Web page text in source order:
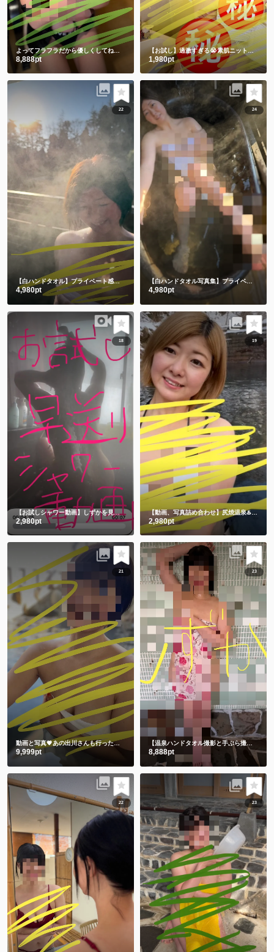
よってフラフラだから優しくしてね💕ワキと手ぶらは裸より恥ずかしい🫣
8,888pt
【お試し】過激すぎる😭素肌ニットからの手ぶらショット㊙️
1,980pt
22
【白ハンドタオル】プライベート感満載の貸切露天風呂で撮影したよ🫣💕後編
4,980pt
24
【白ハンドタオル写真集】プライベート感満載の貸切露天風呂㊙️前編
4,980pt
18
【お試しシャワー動画】しずかを見つけてくれてありがとう🫶
2,980pt
19
2,980pt
21
動画と写真💗あの出川さんも行った温泉 3年前の私です🫣 スマホの中に埋もれてました😋
9,999pt
23
【温泉ハンドタオル撮影と手ぶら撮影】撮りたてホヤホヤ💕今のしずかを見て下さい💗
8,888pt
22 23